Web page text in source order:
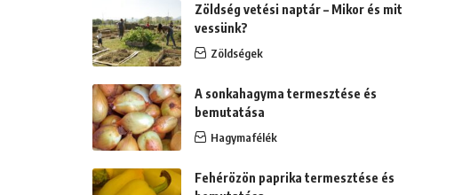
Zöldség vetési naptár – Mikor és mit
vessünk?
Zöldségek
A sonkahagyma termesztése és
bemutatása
Hagymafélék
Fehérözön paprika termesztése és